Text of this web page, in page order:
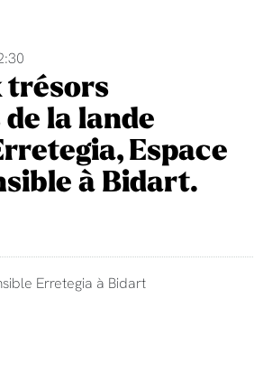
trésors
la lande
Espace
à Bidart.
Erretegia à Bidart